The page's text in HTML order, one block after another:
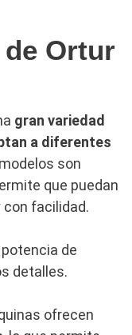
Ortur
gran variedad
a diferentes
son
que puedan
con facilidad.
de
detalles.
ofrecen